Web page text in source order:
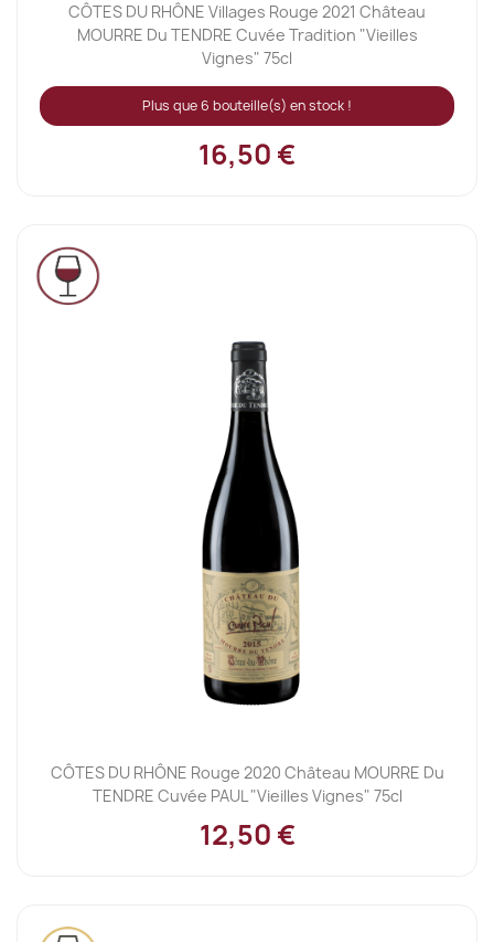
CÔTES DU RHÔNE Villages Rouge 2021 Château
MOURRE Du TENDRE Cuvée Tradition "Vieilles
Vignes" 75cl
Plus que 6 bouteille(s) en stock !
16,50 €
CÔTES DU RHÔNE Rouge 2020 Château MOURRE Du
TENDRE Cuvée PAUL "Vieilles Vignes" 75cl
12,50 €